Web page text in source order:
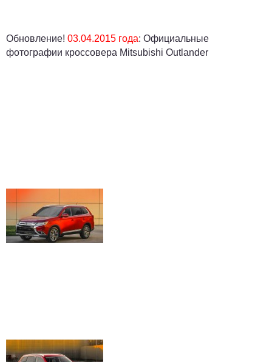
Обновление! 03.04.2015 года: Официальные
фотографии кроссовера Mitsubishi Outlander